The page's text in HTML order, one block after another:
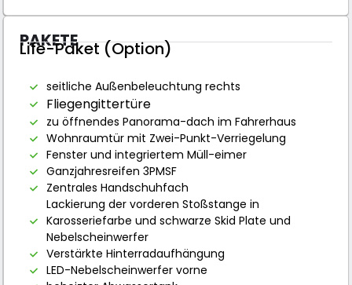
PAKETE
Life-Paket (Option)
seitliche Außenbeleuchtung rechts
Fliegengittertüre
zu öffnendes Panorama-dach im Fahrerhaus
Wohnraumtür mit Zwei-Punkt-Verriegelung
Fenster und integriertem Müll-eimer
Ganzjahresreifen 3PMSF
Zentrales Handschuhfach
Lackierung der vorderen Stoßstange in
Karosseriefarbe und schwarze Skid Plate und
Nebelscheinwerfer
Verstärkte Hinterradaufhängung
LED-Nebelscheinwerfer vorne